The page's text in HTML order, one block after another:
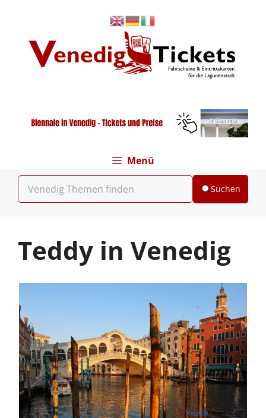
Menü
Suchen
Teddy in Venedig